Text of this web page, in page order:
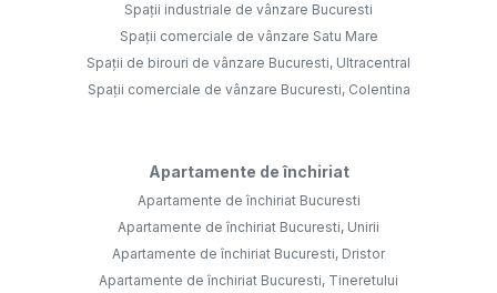
Spații industriale de vânzare Bucuresti
Spații comerciale de vânzare Satu Mare
Spații de birouri de vânzare Bucuresti, Ultracentral
Spații comerciale de vânzare Bucuresti, Colentina
Apartamente de închiriat
Apartamente de închiriat Bucuresti
Apartamente de închiriat Bucuresti, Unirii
Apartamente de închiriat Bucuresti, Dristor
Apartamente de închiriat Bucuresti, Tineretului